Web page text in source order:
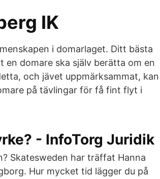
IK
i domarlaget. Ditt bästa
domare ska själv berätta om en
och jävet uppmärksammat, kan
på tävlingar för få fint flyt i
- InfoTorg Juridik
Skatesweden har träffat Hanna
Hur mycket tid lägger du på